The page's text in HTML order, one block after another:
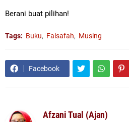
Berani buat pilihan!
Tags: Buku Falsafah Musing
Facebook
Afzani Tual (Ajan)